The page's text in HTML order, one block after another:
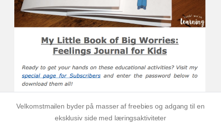
Velkomstmailen byder på masser af freebies og adgang til en
eksklusiv side med læringsaktiviteter